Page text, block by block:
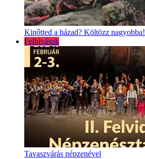
Kinőtted a házad? Költözz nagyobba!
Felhívások
Tavaszvárás népzenével